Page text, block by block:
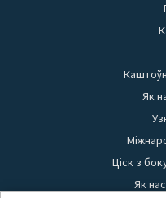
Як
Ціск з
Як